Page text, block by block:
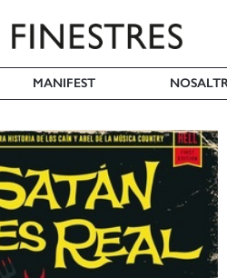
MANIFEST